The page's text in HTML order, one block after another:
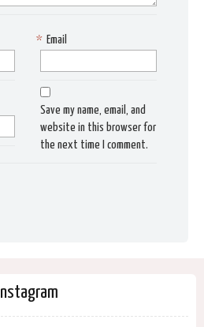
Email
*
Save my name, email, and
website in this browser for
the next time I comment.
Instagram